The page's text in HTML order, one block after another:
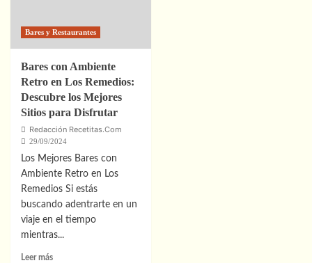
Bares y Restaurantes
Bares con Ambiente
Retro en Los Remedios:
Descubre los Mejores
Sitios para Disfrutar
Redacción Recetitas.Com
29/09/2024
Los Mejores Bares con
Ambiente Retro en Los
Remedios Si estás
buscando adentrarte en un
viaje en el tiempo
mientras...
Leer másLeer